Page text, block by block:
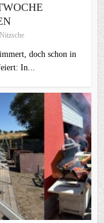
doch schon in
In...